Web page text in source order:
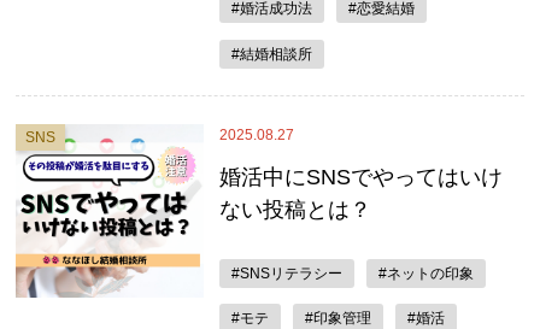
#婚活成功法 #恋愛結婚
#結婚相談所
2025.08.27
SNS
婚活中にSNSでやってはいけ
ない投稿とは？
#SNSリテラシー #ネットの印象
#モテ #印象管理 #婚活